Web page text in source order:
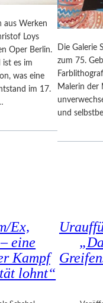
I
K
–
A
U
S
B
L
Z
A
R
T
L
N
–
A
U
S
S
D
O
U
aus Werken
Loys
Oper Berlin.
ist es im
was eine
im 17.
Die Galerie
zum 75.
Malerin der
und
Ex,
eine
Kampf
lohnt“